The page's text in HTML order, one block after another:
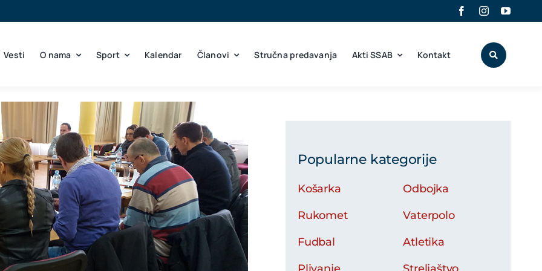
Vesti O nama Sport Kalendar Članovi Stručna predavanja Akti SSAB Kontakt
Popularne kategorije
Košarka
Rukomet
Fudbal
Odbojka
Vaterpolo
Atletika